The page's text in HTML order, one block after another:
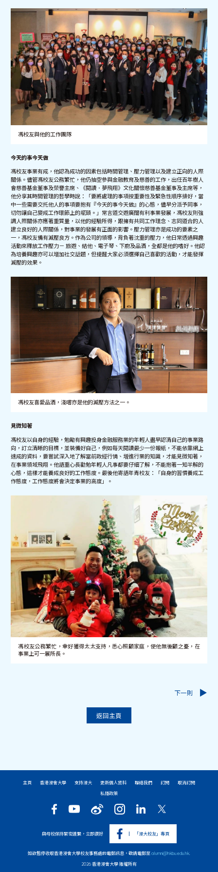
馮校友與他的工作團隊
今天的事今天做
馮校友事業有成，他認為成功的因素包括時間管理、壓力管理以及建立正向的人際
關係。儘管馮校友公務繁忙，他仍抽空參與金融教育及慈善的工作，出任百年樹人
會慈善基金董事及榮譽主席、《閱讀．夢飛翔》文化關懷慈善基金董事及主席等，
他分享其時間管理的哲學時說：「要將處理的事項按重要性及緊急性順序排好，當
中一些需要交托他人的事項要抱有『今天的事今天做』的心態，儘早分派予同事，
切勿讓自己變成工作環節上的瓶頸。」常言道交遊廣闊有利事業發展，馮校友則強
調人際關係亦應著重質量，以他的經驗所得，跟擁有共同工作理念、志同道合的人
建立良好的人際關係，對事業的發展有正面的影響。壓力管理亦是成功的要素之
一，馮校友備有減壓良方。作為公司的領導，背負著沈重的壓力，他日常透過興趣
活動來釋放工作壓力－ 旅遊、結他、電子琴、下廚及品酒，全都是他的嗜好。他認
為培養興趣亦可以增加社交話題，但提醒大家必須選擇自己喜歡的活動，才能發揮
減壓的效果。
馮校友喜愛品酒，淺嚐亦是他的減壓方法之一。
見微知著
馮校友以自身的經驗，勉勵有興趣投身金融服務業的年輕人盡早認清自己的事業路
向，訂立清晰的目標，並裝備好自己，例如每天閱讀最少一份報紙，不能依靠網上
速成的資料，要嘗試深入地了解當前政經行情、增進行業的知識，才能見微知著，
在事業領域飛翔。他語重心長勸勉年輕人凡事都要仔細了解，不能抱著一知半解的
心態，這樣才能養成良好的工作態度。最後他寄語年青校友：「自身的習慣養成工
作態度，工作態度將會決定事業的高度」。
馮校友公務繁忙，幸好獲得太太支持，悉心照顧家庭，使他無後顧之憂，在
事業上可一展所長。
返回主頁
下一則
主頁 香港浸會大學 支持浸大 更新個人資料 聯絡我們 訂閱
取消訂閱
私隱政策
與母校保持緊密連繫，立即讚好 「浸大校友」專頁
如欲暫停收取香港浸會大學校友事務處的電郵訊息，敬請電郵至alumni@hkbu.edu.hk
2026 香港浸會大學 版權所有